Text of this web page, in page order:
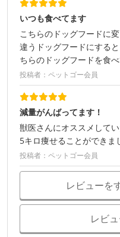
いつも食べてます
こちらのドッグフードに
違うドッグフードにする
ちらのドッグフードを食べ
投稿者：ペットゴー会員
減量がんばってます！
獣医さんにオススメして
5キロ痩せることができま
投稿者：ペットゴー会員
レビューを
レビ